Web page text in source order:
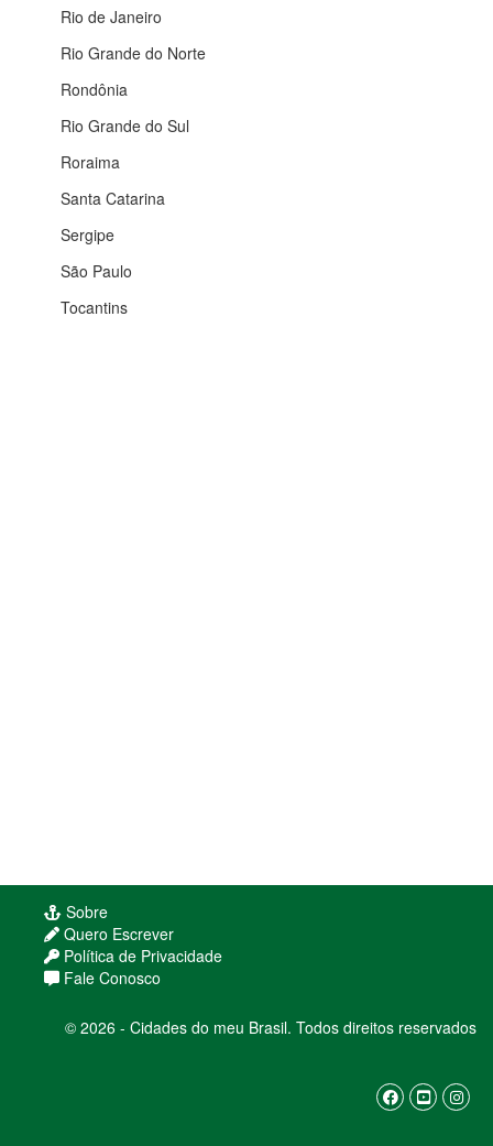
Rio de Janeiro
Rio Grande do Norte
Rondônia
Rio Grande do Sul
Roraima
Santa Catarina
Sergipe
São Paulo
Tocantins
Sobre
Quero Escrever
Política de Privacidade
Fale Conosco
© 2026 - Cidades do meu Brasil. Todos direitos reservados